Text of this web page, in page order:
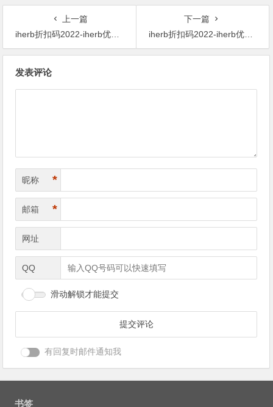
上一篇
iherb折扣码2022-iherb优惠码2022-SheaMoisture 品牌洗发护发产品 全场9折+额外9.5折
下一篇
iherb折扣码2022-iherb优惠码2022-Mild By Nature 便携洗手液 不含酒精 柠檬草 60 毫升 $1.80 原价$3.80 53% OFF
发表评论
昵称 *
邮箱 *
网址
QQ
滑动解锁才能提交
有回复时邮件通知我
书签